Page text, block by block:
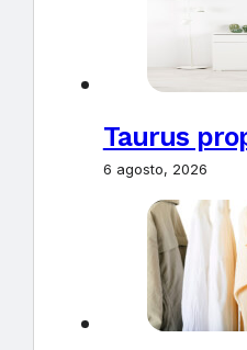
Taurus
6 agosto, 2026